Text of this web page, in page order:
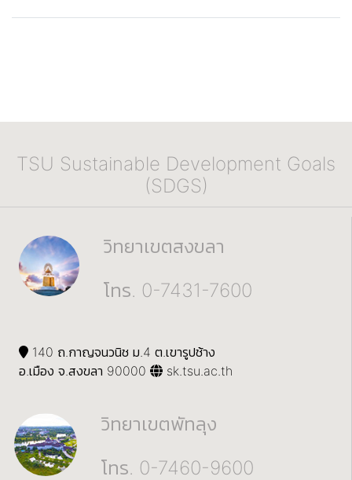
TSU Sustainable Development Goals
(SDGS)
วิทยาเขตสงขลา
โทร. 0-7431-7600
140 ถ.กาญจนวนิช ม.4 ต.เขารูปช้าง
อ.เมือง จ.สงขลา 90000
sk.tsu.ac.th
วิทยาเขตพัทลุง
โทร. 0-7460-9600